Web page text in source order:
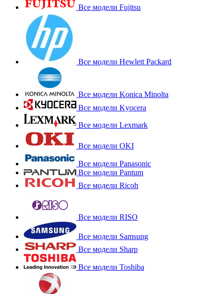
Все модели Fujitsu
Все модели Hewlett Packard
Все модели Konica Minolta
Все модели Kyocera
Все модели Lexmark
Все модели OKI
Все модели Panasonic
Все модели Pantum
Все модели Ricoh
Все модели RISO
Все модели Samsung
Все модели Sharp
Все модели Toshiba